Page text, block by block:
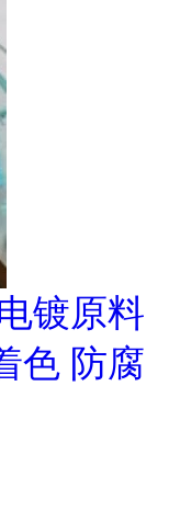
镀原料
色 防腐